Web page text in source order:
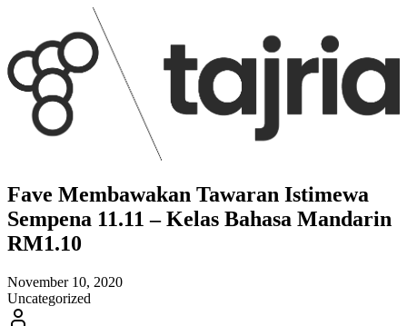
Fave Membawakan Tawaran Istimewa
Sempena 11.11 – Kelas Bahasa Mandarin
RM1.10
November 10, 2020
Uncategorized